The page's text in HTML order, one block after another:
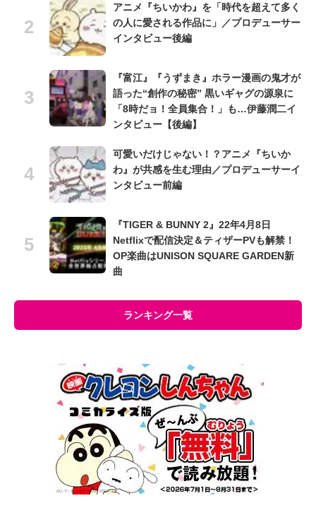
アニメ『ちいかわ』を「時代を超えて多く
の人に愛される作品に」／プロデューサー
インタビュー後編
『富江』『うずまき』ホラー漫画の鬼才が
語った“創作の秘密” 黒いギャグの源泉に
「8時だョ！全員集合！」も…伊藤潤二イ
ンタビュー【後編】
可愛いだけじゃない！？アニメ『ちいか
わ』が共感を生む理由／プロデューサーイ
ンタビュー前編
『TIGER & BUNNY 2』22年4月8日
Netflixで配信決定＆ティザーPVも解禁！
OP楽曲はUNISON SQUARE GARDEN新
曲
ランキング一覧